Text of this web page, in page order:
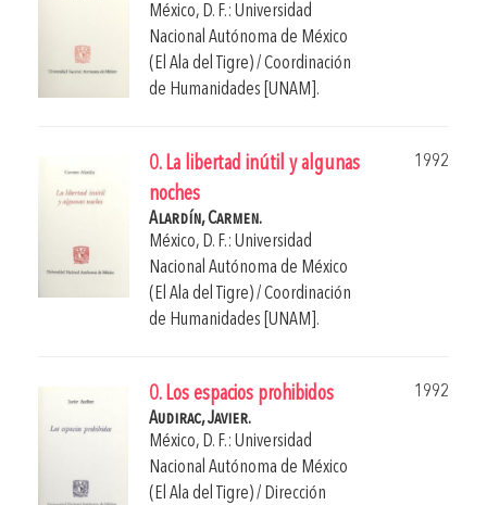
México, D. F.: Universidad
Nacional Autónoma de México
(El Ala del Tigre) / Coordinación
de Humanidades [UNAM].
0. La libertad inútil y algunas
noches
1992
Alardín, Carmen.
México, D. F.: Universidad
Nacional Autónoma de México
(El Ala del Tigre) / Coordinación
de Humanidades [UNAM].
0. Los espacios prohibidos
1992
Audirac, Javier.
México, D. F.: Universidad
Nacional Autónoma de México
(El Ala del Tigre) / Dirección